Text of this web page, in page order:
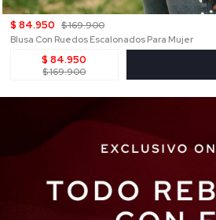
$ 84.950 $ 169.900
Blusa Con Ruedos Escalonados Para Mujer
$ 84.950
$ 169.900